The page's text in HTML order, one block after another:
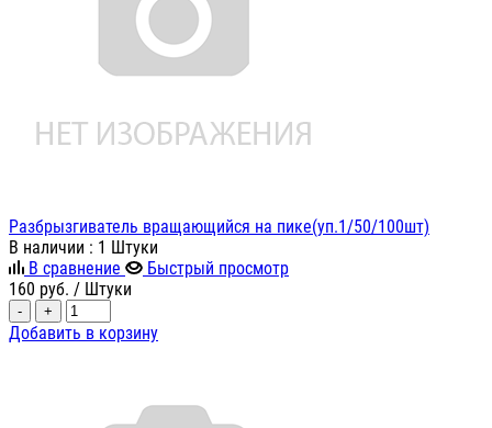
Разбрызгиватель вращающийся на пике(уп.1/50/100шт)
В наличии : 1 Штуки
В сравнение
Быстрый просмотр
160 руб. / Штуки
- +
Добавить в корзину